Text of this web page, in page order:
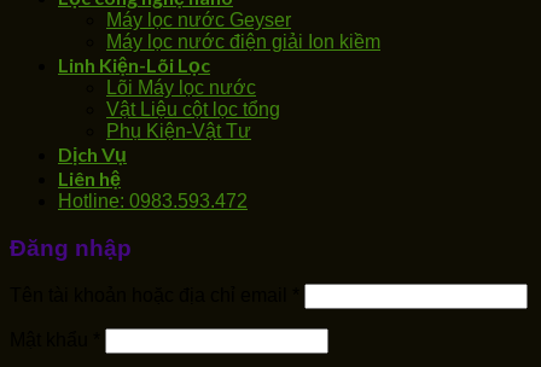
Máy lọc nước Geyser
Máy lọc nước điện giải Ion kiềm
Linh Kiện-Lõi Lọc
Lõi Máy lọc nước
Vật Liệu cột lọc tổng
Phụ Kiện-Vật Tư
Dịch Vụ
Liên hệ
Hotline: 0983.593.472
Đăng nhập